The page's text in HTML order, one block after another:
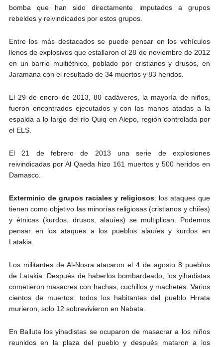
bomba que han sido directamente imputados a grupos
rebeldes y reivindicados por estos grupos.
Entre los más destacados se puede pensar en los vehículos
llenos de explosivos que estallaron el 28 de noviembre de 2012
en un barrio multiétnico, poblado por cristianos y drusos, en
Jaramana con el resultado de 34 muertos y 83 heridos.
El 29 de enero de 2013, 80 cadáveres, la mayoría de niños,
fueron encontrados ejecutados y con las manos atadas a la
espalda a lo largo del río Quiq en Alepo, región controlada por
el ELS.
El 21 de febrero de 2013 una serie de explosiones
reivindicadas por Al Qaeda hizo 161 muertos y 500 heridos en
Damasco.
Exterminio de grupos raciales y religiosos: los ataques que
tienen como objetivo las minorías religiosas (cristianos y chiíes)
y étnicas (kurdos, drusos, alauíes) se multiplican. Podemos
pensar en los ataques a los pueblos alauíes y kurdos en
Latakia.
Los militantes de Al-Nosra atacaron el 4 de agosto 8 pueblos
de Latakia. Después de haberlos bombardeado, los yihadistas
cometieron masacres con hachas, cuchillos y machetes. Varios
cientos de muertos: todos los habitantes del pueblo Hrrata
murieron, solo 12 sobrevivieron en Nabata.
En Balluta los yihadistas se ocuparon de masacrar a los niños
reunidos en la plaza del pueblo y después mataron a los